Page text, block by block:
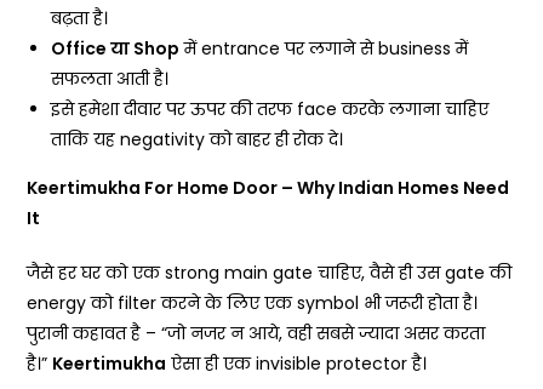
बढ़ता है।
Officeया Shop में entrance पर लगाने से business में
सफलता आती है।
इसे हमेशा दीवार पर ऊपर की तरफ face करके लगाना चाहिए
ताकि यह negativity को बाहर ही रोक दे।
Keertimukha For Home Door – Why Indian Homes Need
It
जैसे हर घर को एक strong main gate चाहिए, वैसे ही उस gate की
energy को filter करने के लिए एक symbol भी जरूरी होता है।
पुरानी कहावत है – “जो नजर न आये, वही सबसे ज्यादा असर करता
है।” Keertimukha ऐसा ही एक invisible protector है।